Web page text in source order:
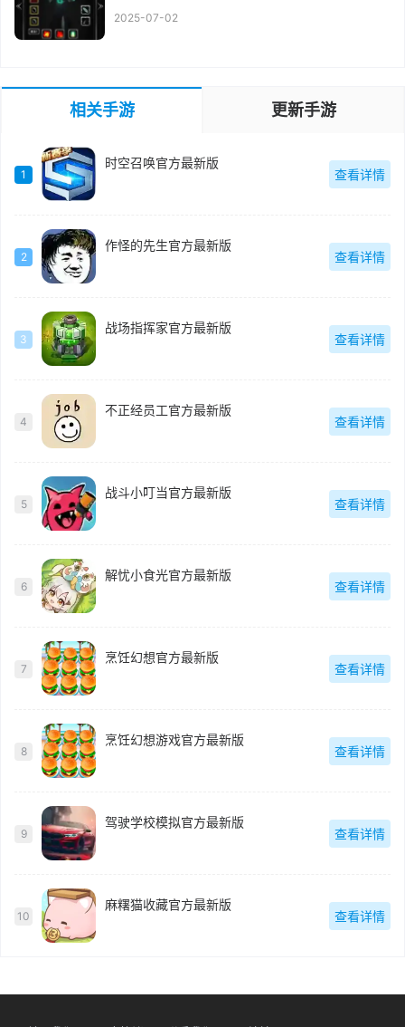
2025-07-02
相关手游 更新手游
1
时空召唤官方最新版
查看详情
2
作怪的先生官方最新版
查看详情
3
战场指挥家官方最新版
查看详情
4
不正经员工官方最新版
查看详情
5
战斗小叮当官方最新版
查看详情
6
解忧小食光官方最新版
查看详情
7
烹饪幻想官方最新版
查看详情
8
烹饪幻想游戏官方最新版
查看详情
9
驾驶学校模拟官方最新版
查看详情
10
麻糬猫收藏官方最新版
查看详情